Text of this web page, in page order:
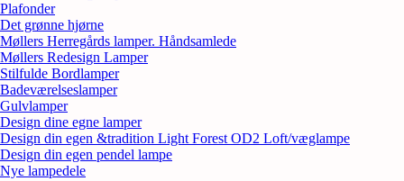
Plafonder
Det grønne hjørne
Møllers Herregårds lamper. Håndsamlede
Møllers Redesign Lamper
Stilfulde Bordlamper
Badeværelseslamper
Gulvlamper
Design dine egne lamper
Design din egen &tradition Light Forest OD2 Loft/væglampe
Design din egen pendel lampe
Nye lampedele